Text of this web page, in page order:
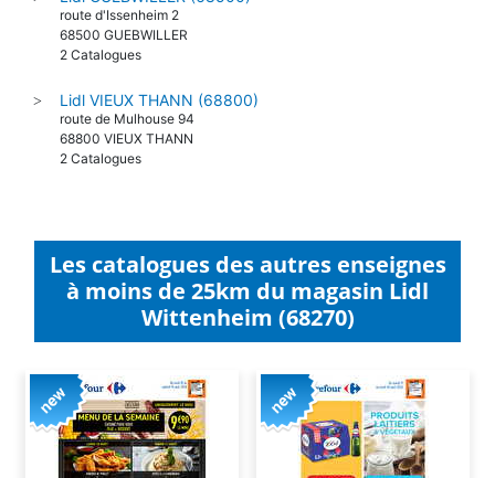
route d'Issenheim 2
68500 GUEBWILLER
2 Catalogues
> Lidl VIEUX THANN (68800)
route de Mulhouse 94
68800 VIEUX THANN
2 Catalogues
Les catalogues des autres enseignes
à moins de 25km du magasin Lidl
Wittenheim (68270)